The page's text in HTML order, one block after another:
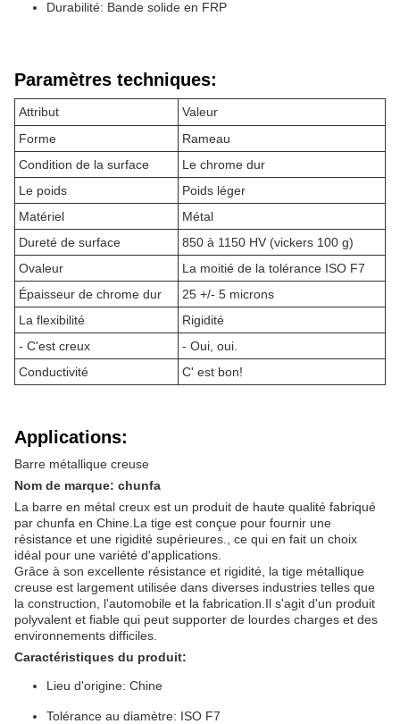
Durabilité: Bande solide en FRP
Paramètres techniques:
Attribut
Valeur
Forme
Rameau
Condition de la surface
Le chrome dur
Le poids
Poids léger
Matériel
Métal
Dureté de surface
850 à 1150 HV (vickers 100 g)
Ovaleur
La moitié de la tolérance ISO F7
Épaisseur de chrome dur
25 +/- 5 microns
La flexibilité
Rigidité
- C'est creux
- Oui, oui.
Conductivité
C' est bon!
Applications:
Barre métallique creuse
Nom de marque: chunfa
La barre en métal creux est un produit de haute qualité fabriqué
par chunfa en Chine.La tige est conçue pour fournir une
résistance et une rigidité supérieures., ce qui en fait un choix
idéal pour une variété d'applications.
Grâce à son excellente résistance et rigidité, la tige métallique
creuse est largement utilisée dans diverses industries telles que
la construction, l'automobile et la fabrication.Il s'agit d'un produit
polyvalent et fiable qui peut supporter de lourdes charges et des
environnements difficiles.
Caractéristiques du produit:
Lieu d'origine: Chine
Tolérance au diamètre: ISO F7